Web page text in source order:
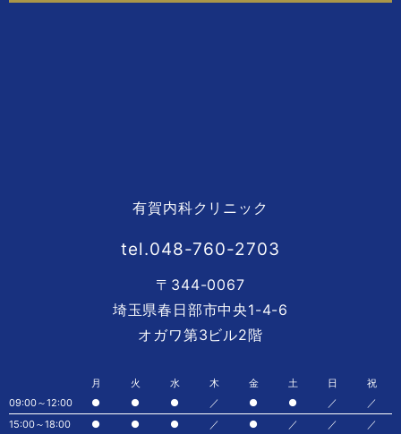
有賀内科クリニック
tel.048-760-2703
〒344-0067
埼玉県春日部市中央1-4-6
オガワ第3ビル2階
月 火 水 木 金 土 日
祝
09:00～12:00
● ● ● ／ ● ● ／
／
15:00～18:00
● ● ● ／ ● ／ ／ ／